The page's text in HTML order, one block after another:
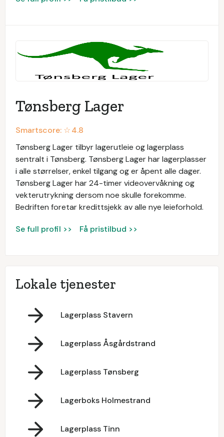
Tønsberg Lager
Smartscore: ☆4.8
Tønsberg Lager tilbyr lagerutleie og lagerplass
sentralt i Tønsberg. Tønsberg Lager har lagerplasser
i alle størrelser, enkel tilgang og er åpent alle dager.
Tønsberg Lager har 24-timer videovervåkning og
vekterutrykning dersom noe skulle forekomme.
Bedriften foretar kredittsjekk av alle nye leieforhold.
Se full profil >> Få pristilbud >>
Lokale tjenester
Lagerplass Stavern
Lagerplass Åsgårdstrand
Lagerplass Tønsberg
Lagerboks Holmestrand
Lagerplass Tinn